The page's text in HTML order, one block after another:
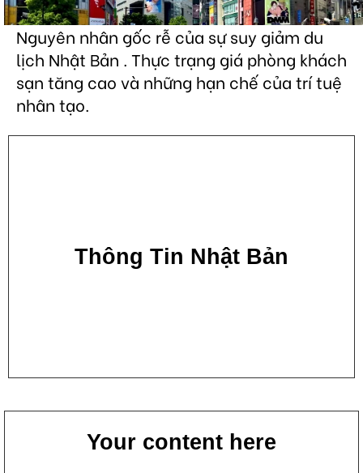
Nguyên nhân gốc rễ của sự suy giảm du
lịch Nhật Bản . Thực trạng giá phòng khách
sạn tăng cao và những hạn chế của trí tuệ
nhân tạo.
Thông Tin Nhật Bản
Your content here